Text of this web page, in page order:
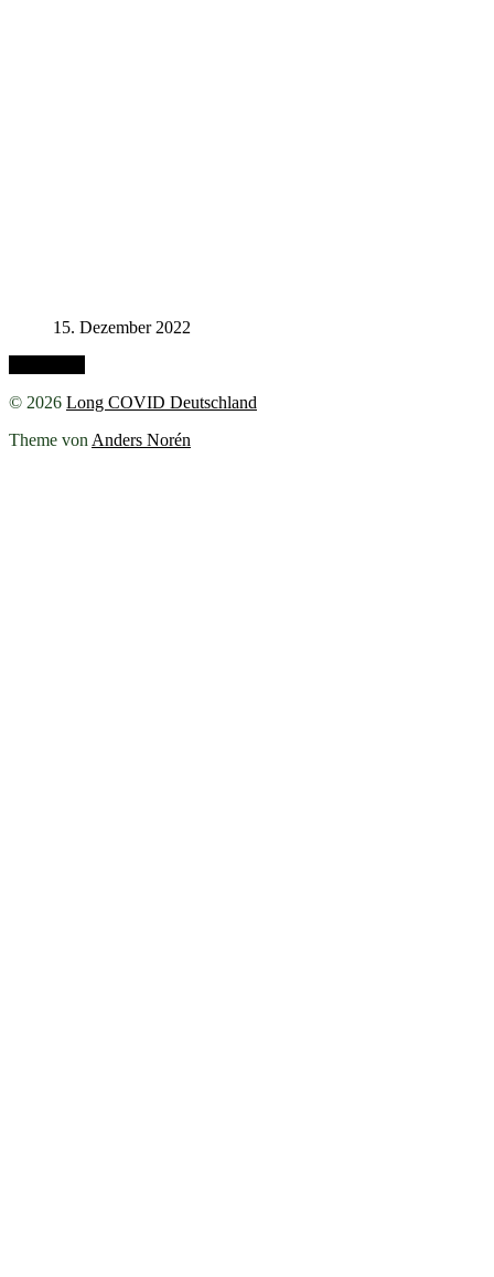
15. Dezember 2022
© 2026 Long COVID Deutschland
Theme von Anders Norén